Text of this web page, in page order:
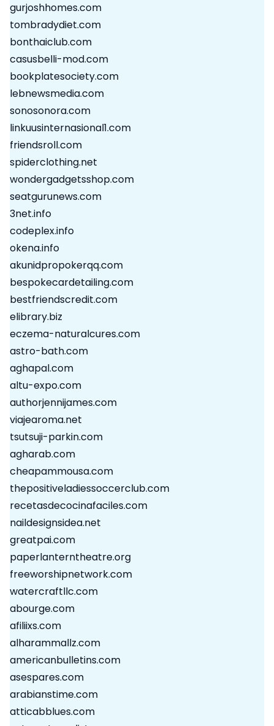
gurjoshhomes.com
tombradydiet.com
bonthaiclub.com
casusbelli-mod.com
bookplatesociety.com
lebnewsmedia.com
sonosonora.com
linkuusinternasional1.com
friendsroll.com
spiderclothing.net
wondergadgetsshop.com
seatgurunews.com
3net.info
codeplex.info
okena.info
akunidpropokerqq.com
bespokecardetailing.com
bestfriendscredit.com
elibrary.biz
eczema-naturalcures.com
astro-bath.com
aghapal.com
altu-expo.com
authorjennijames.com
viajearoma.net
tsutsuji-parkin.com
agharab.com
cheapammousa.com
thepositiveladiessoccerclub.com
recetasdecocinafaciles.com
naildesignsidea.net
greatpai.com
paperlanterntheatre.org
freeworshipnetwork.com
watercraftllc.com
abourge.com
afiliixs.com
alharammallz.com
americanbulletins.com
asespares.com
arabianstime.com
atticabblues.com